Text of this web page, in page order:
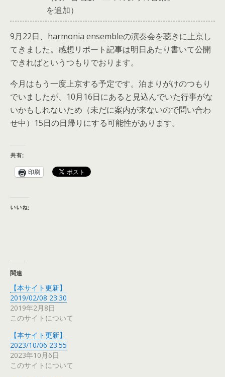
を追加）
9月22日、harmonia ensembleの演奏会を聴きに上京し
てきました。感想リポート記事は明日あたり書いて公開
できればというつもりでおります。
今月はもう一度上京する予定です。泊まりがけのつもり
でいましたが、10月16日にあると見込んでいた行事がな
いかもしれないため（未だに案内が来ないので問い合わ
せ中）15日の日帰りにする可能性があります。
共有:
印刷
いいね:
関連
【本サイト更新】
2019/02/08 23:30
2019年2月8日
このサイトについて
【本サイト更新】
2023/10/06 23:55
2023年10月6日
このサイトについて